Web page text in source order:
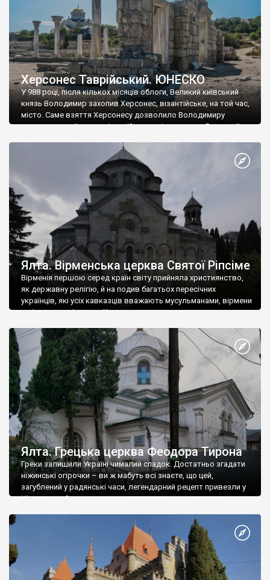
Херсонес Таврійський. ЮНЕСКО
У 988 році, після кількох місяців облоги, Великий київський
князь Володимир захопив Херсонес, візантійське, на той час,
місто. Саме взяття Херсонесу дозволило Володимиру
диктувати свої умови візантійському імператору Василю ІІ, та
Херсонесі Володимир-язичник, став Василем-християнином.
А потім було Хрещення Русі. На честь Херсонесу Таврійського
Ялта. Вірменська церква Святої Ріпсіме
Вірменія першою серед країн світу прийняла християнство,
як державну релігію, й на подив багатьох пересічних
українців, які усіх кавказців вважають мусульманами, вірмени
є відданими вірянами Христа
Ялта. Грецька церква Феодора Тирона
Греки залишили Україні чималий спадок. Достатньо згадати
ніжинські огірочки – ви ж мабуть всі знаєте, що цей,
загублений у радянські часи, легендарний рецепт привезли у
Ніжин греки?